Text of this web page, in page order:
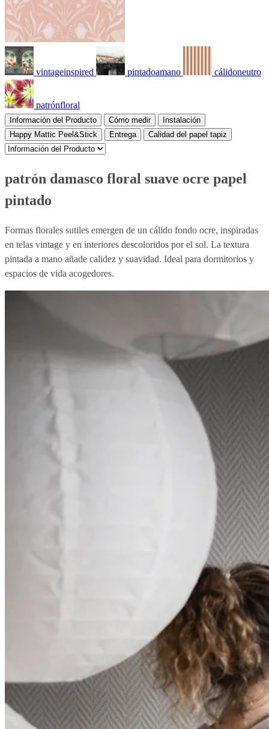
vintageinspired pintadoamano cálidoneutro
patrónfloral
Información del Producto Cómo medir
Instalación
Happy Mattic Peel&Stick
Entrega Calidad del papel tapiz
patrón damasco floral suave ocre papel
pintado
Formas florales sutiles emergen de un cálido fondo ocre, inspiradas
en telas vintage y en interiores descoloridos por el sol. La textura
pintada a mano añade calidez y suavidad. Ideal para dormitorios y
espacios de vida acogedores.